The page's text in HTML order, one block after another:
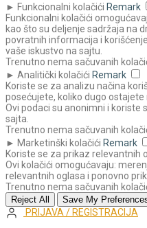
► Funkcionalni kolačići Remark
Funkcionalni kolačići
kao što su deljenje sadržaja na
povratnih informacija i
vaše iskustvo na sajtu.
Trenutno nema sačuvanih
► Analitički kolačići Remark
Koriste se za analizu načina
posećujete, koliko dugo
Ovi podaci su anonimni i koriste
sajta.
Trenutno nema sačuvanih
► Marketinški kolačići Remark
Koriste se za prikaz relevantnih
Ovi kolačići omogućavaju:
relevantnih oglasa i ponovno
Trenutno nema sačuvanih
Reject All Save My
PRIJAVA / REGISTRACIJA